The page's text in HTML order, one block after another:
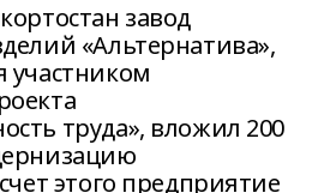
завод
«Альтернатива»,
участником
труда», вложил 200
этого предприятие